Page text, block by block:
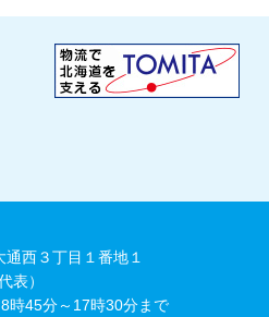
西３丁目１番地１
表）
45分～17時30分まで